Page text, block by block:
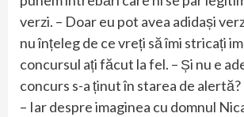
verzi. – Doar eu pot avea adidași
nu înțeleg de ce vreți să îmi stricați
concursul ați făcut la fel. – Și nu e
concurs s-a ținut în starea de
– Iar despre imaginea cu domnul